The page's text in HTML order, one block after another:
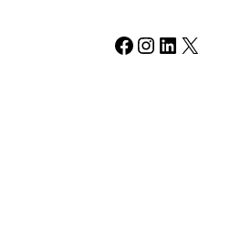
Facebook Instagram LinkedIn X